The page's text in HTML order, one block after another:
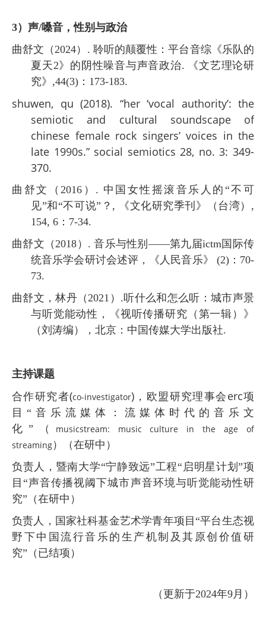
3）声/嗓音，性别与政治
曲舒文（2024）. 聆听的颠覆性：平台音综《乐队的
夏天2》的阴性噪音与声音政治. 《文艺理论研
究》,44(3)：173-183.
shuwen, qu (2018). “her ‘vocal authority’: the
semiotic and cultural soundscape of
chinese female rock singers’ voices in the
late 1990s.” social semiotics 28, no. 3: 349-
370.
曲舒文（2016）. 中国女性摇滚音乐人的“不可
见”和“不可说”？, 《文化研究季刊》（台湾）,
154, 6：7-34.
曲舒文（2018）. 音乐与性别——第九届ictm国际传
统音乐学会研讨会述评，《人民音乐》 (2)：70-
73.
曲舒文，林丹（2021）.听什么和怎么听：城市声景
与听觉能动性，《视听传播研究（第一辑）》
（刘涛编），北京：中国传媒大学出版社.
主持课题
合作研究者(co-investigator) ，欧盟研究理事会 erc项
目“音乐流媒体：流媒体时代的音乐文
化”（ musicstream: music culture in the age of
streaming）（在研中）
负责人，暨南大学“宁静致远”工程“启明星计划”项
目“声音传播视阈下城市声音环境与听觉能动性研
究”（在研中）
负责人，国家社科基金艺术学青年项目“平台生态视
野下中国流行音乐的生产机制及其原创价值研
究”（已结项）
（更新于2024年9月）